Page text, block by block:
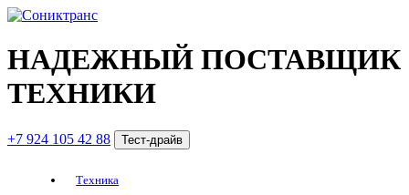
НАДЕЖНЫЙ ПОСТАВЩИК
ТЕХНИКИ
+7 924 105 42 88 Тест-драйв
Техника